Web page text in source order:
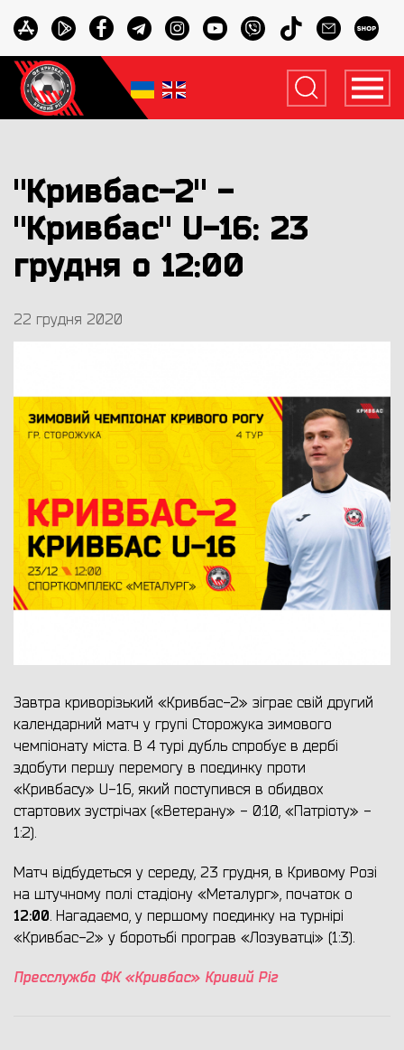
"Кривбас-2" -
"Кривбас" U-16: 23
грудня о 12:00
22 грудня 2020
Завтра криворізький «Кривбас-2» зіграє свій другий
календарний матч у групі Сторожука зимового
чемпіонату міста. В 4 турі дубль спробує в дербі
здобути першу перемогу в поєдинку проти
«Кривбасу» U-16, який поступився в обидвох
стартових зустрічах («Ветерану» - 0:10, «Патріоту» -
1:2).
Матч відбудеться у середу, 23 грудня, в Кривому Розі
на штучному полі стадіону «Металург», початок о
12:00. Нагадаємо, у першому поєдинку на турнірі
«Кривбас-2» у боротьбі програв «Лозуватці» (1:3).
Пресслужба ФК «Кривбас» Кривий Ріг